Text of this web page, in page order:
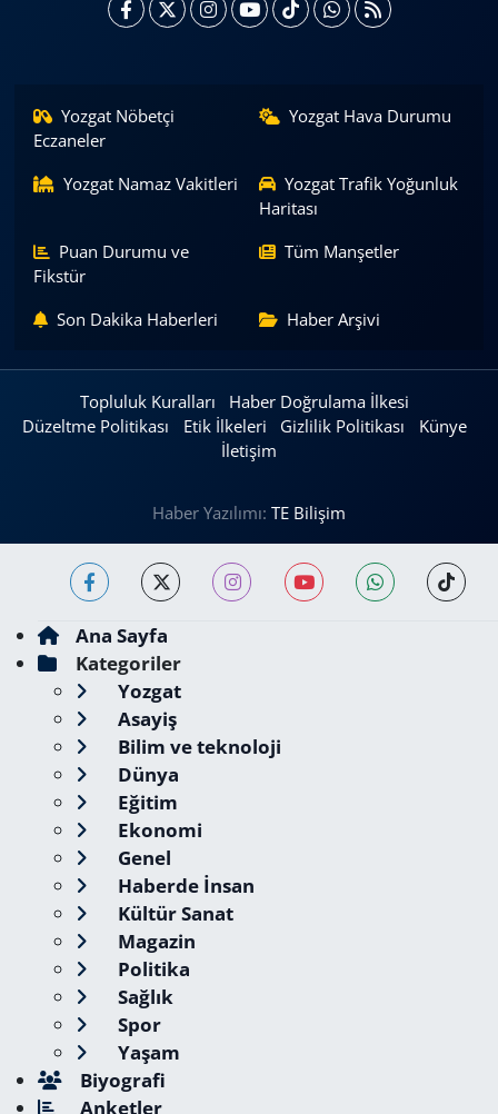
Yozgat Nöbetçi
Eczaneler
Yozgat Hava Durumu
Yozgat Namaz Vakitleri
Yozgat Trafik Yoğunluk
Haritası
Puan Durumu ve
Fikstür
Tüm Manşetler
Son Dakika Haberleri Haber Arşivi
Topluluk Kuralları
Haber Doğrulama İlkesi
Düzeltme Politikası
Etik İlkeleri Gizlilik Politikası
Künye
İletişim
Haber Yazılımı: TE Bilişim
Ana Sayfa
Kategoriler
Yozgat
Asayiş
Bilim ve teknoloji
Dünya
Eğitim
Ekonomi
Genel
Haberde İnsan
Kültür Sanat
Magazin
Politika
Sağlık
Spor
Yaşam
Biyografi
Anketler